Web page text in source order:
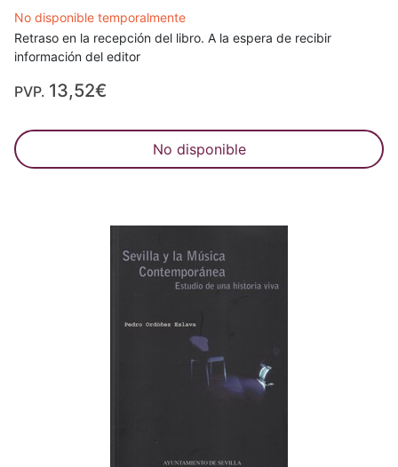
No disponible temporalmente
Retraso en la recepción del libro. A la espera de recibir
información del editor
PVP. 13,52€
No disponible